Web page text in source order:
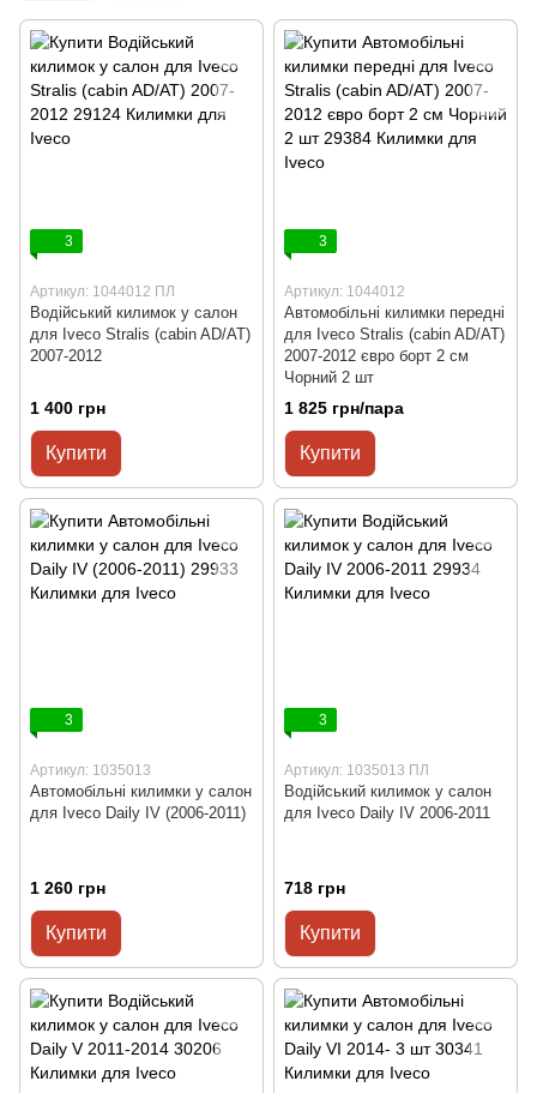
3
Артикул: 1044012 ПЛ
Водійський килимок у салон
для Iveco Stralis (cabin AD/AT)
2007-2012
1 400 грн
Купити
3
Артикул: 1044012
Автомобільні килимки передні
для Iveco Stralis (cabin AD/AT)
2007-2012 євро борт 2 см
Чорний 2 шт
1 825 грн/пара
Купити
3
Артикул: 1035013
Автомобільні килимки у салон
для Iveco Daily IV (2006-2011)
1 260 грн
Купити
3
Артикул: 1035013 ПЛ
Водійський килимок у салон
для Iveco Daily IV 2006-2011
718 грн
Купити